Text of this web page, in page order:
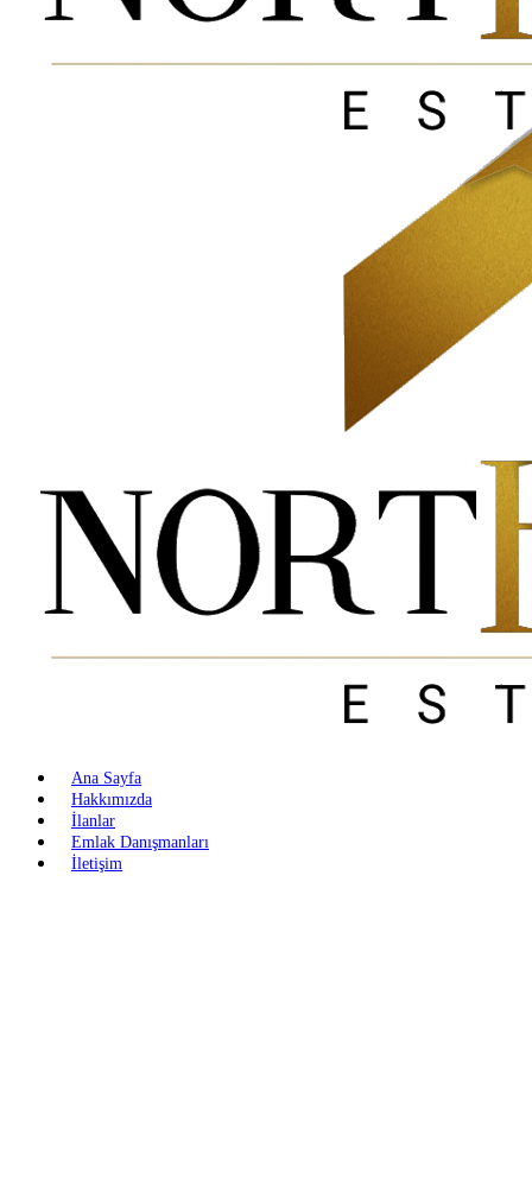
Ana Sayfa
Hakkımızda
İlanlar
Emlak Danışmanları
İletişim